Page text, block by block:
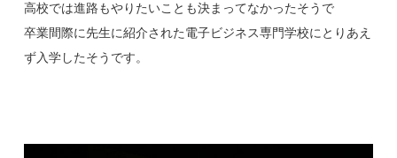
高校では進路もやりたいことも決まってなかったそうで
卒業間際に先生に紹介された電子ビジネス専門学校にとりあえ
ず入学したそうです。